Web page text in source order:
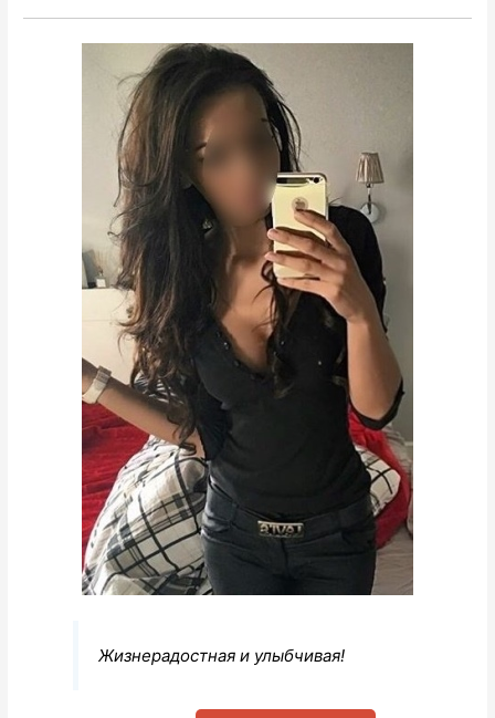
Жизнерадостная и улыбчивая!